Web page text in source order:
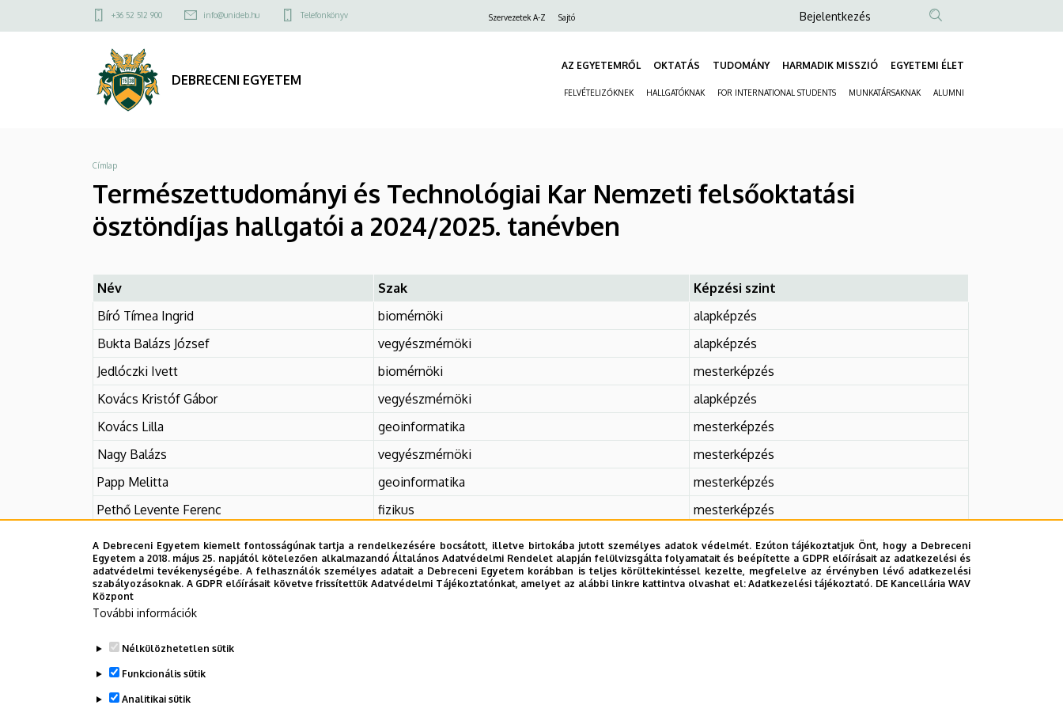
Természettudományi
Technológiai
felsőoktatási
ösztöndíjas
hallgatói
2024/2025.
tanévben
DEBRECENI
EGYETEM
a
Felső
menü
+36 52 512 900 info@unideb.hu Telefonkönyv Szervezetek A-Z Sajtó
Anonim
fiók
Bejelentkezés
DEBRECENI EGYETEM
AZ EGYETEMRŐL OKTATÁS TUDOMÁNY HARMADIK MISSZIÓ EGYETEMI ÉLET
FELVÉTELIZŐKNEK HALLGATÓKNAK FOR INTERNATIONAL STUDENTS MUNKATÁRSAKNAK ALUMNI
Morzsa
Címlap
Természettudományi és Technológiai Kar Nemzeti felsőoktatási
ösztöndíjas hallgatói a 2024/2025. tanévben
Név Szak
Képzési szint
Bíró Tímea Ingrid
biomérnöki
alapképzés
Bukta Balázs József
vegyészmérnöki
alapképzés
Jedlóczki Ivett
biomérnöki
mesterképzés
Kovács Kristóf Gábor
vegyészmérnöki
alapképzés
Kovács Lilla
geoinformatika
mesterképzés
Nagy Balázs
vegyészmérnöki
mesterképzés
Papp Melitta
geoinformatika
mesterképzés
Pethő Levente Ferenc
fizikus
mesterképzés
hidrobiológus
mesterképzés
Tardi Zsuzsanna
vegyészmérnöki
mesterképzés
Török Dóra Viktória
kémia alapképzés
Legutóbb frissítve: 2024. 11. 27. 09:13
A Debreceni Egyetem kiemelt fontosságúnak tartja a rendelkezésére bocsátott, illetve birtokába jutott személyes adatok védelmét. Ezúton tájékoztatjuk Önt, hogy a Debreceni
Egyetem a 2018. május 25. napjától kötelezően alkalmazandó Általános Adatvédelmi Rendelet alapján felülvizsgálta folyamatait és beépítette a GDPR előírásait az adatkezelési és
adatvédelmi tevékenységébe. A felhasználók személyes adatait a Debreceni Egyetem korábban is teljes körültekintéssel kezelte, megfelelve az érvényben lévő adatkezelési
szabályozásoknak. A GDPR előírásait követve frissítettük Adatvédelmi Tájékoztatónkat, amelyet az alábbi linkre kattintva olvashat el:Adatkezelési tájékoztató. DE Kancellária WAV
Központ
További információk
Nélkülözhetetlen sütik
Funkcionális sütik
Analitikai sütik